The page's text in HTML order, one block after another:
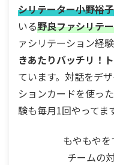
シリテーター小野裕子
いる野良ファシリテ
ァシリテーション経験
きあたりバッチリ！
ています。対話をデ
ションカードを使った
験も毎月1回やってま
もやもや
チームの